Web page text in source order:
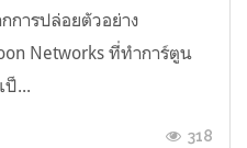
การปล่อยตัวอย่าง
Networks ที่ทำการ์ตูน
ป็...
318